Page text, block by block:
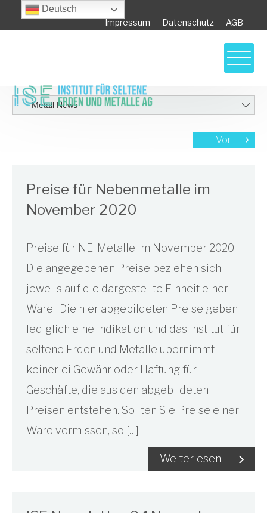
Impressum Datenschutz AGB
Vor
Preise für Nebenmetalle im
November 2020
Preise für NE-Metalle im November 2020
Die angegebenen Preise beziehen sich
jeweils auf die dargestellte Einheit einer
Ware. Die hier abgebildeten Preise geben
lediglich eine Indikation und das Institut für
seltene Erden und Metalle übernimmt
keinerlei Gewähr oder Haftung für
Geschäfte, die aus den abgebildeten
Preisen entstehen. Sollten Sie Preise einer
Ware vermissen, so […]
Weiterlesen
Deutsch